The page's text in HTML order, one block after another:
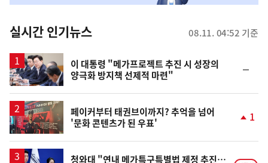
뉴
스
실시간 인기뉴스 08.11. 04:52 기준
이 대통령 "메가프로젝트 추진 시 성장의
양극화 방지책 선제적 마련"
일
페이커부터 태권브이까지? 추억을 넘어
'문화 콘텐츠가 된 우표'
계
승
1
청와대 "연내 메가특구특별법 제정 추진…